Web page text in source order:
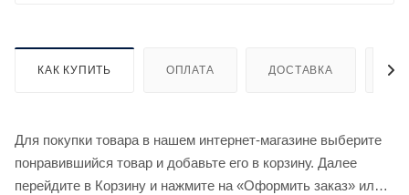
КАК КУПИТЬ ОПЛАТА ДОСТАВКА
Для покупки товара в нашем интернет-магазине выберите
понравившийся товар и добавьте его в корзину. Далее
перейдите в Корзину и нажмите на «Оформить заказ» или